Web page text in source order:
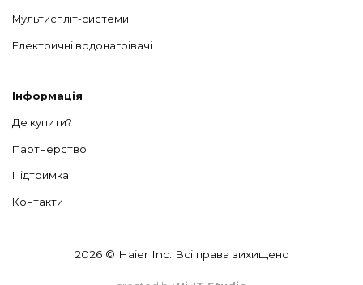
Мультиспліт-системи
Електричні водонагрівачі
Інформація
Де купити?
Партнерство
Підтримка
Контакти
2026 © Haier Inc. Всі права зихищено